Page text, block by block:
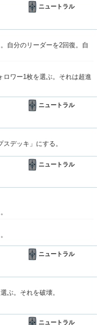
ニュートラル
自分のリーダーを2回復。自
ロワー1枚を選ぶ。それは超進
ニュートラル
デッキ」にする。
ニュートラル
ニュートラル
ぶ。それを破壊。
ニュートラル